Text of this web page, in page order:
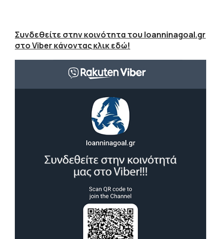
Συνδεθείτε στην κοινότητα του Ioanninagoal.gr
στο Viber κάνοντας κλικ εδώ!